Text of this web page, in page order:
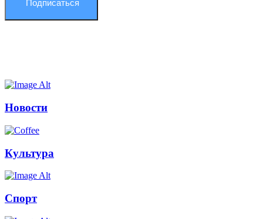
Подписаться
Новости
Культура
Спорт